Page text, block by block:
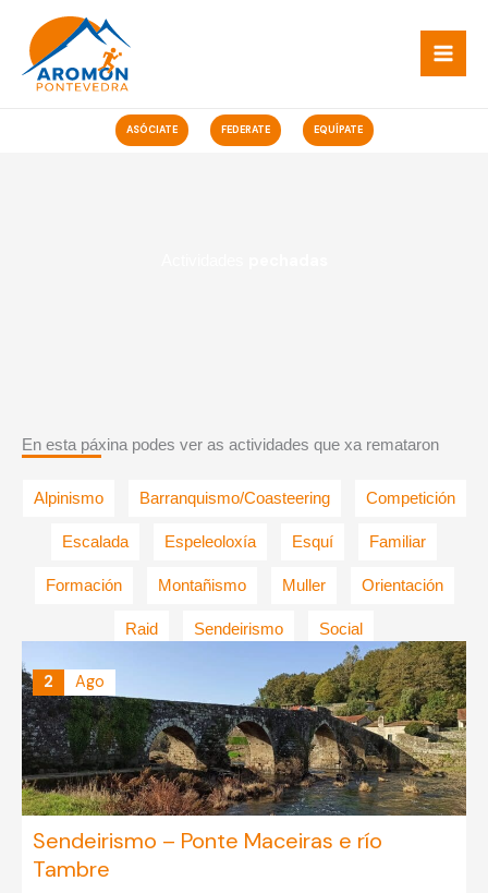
contido
ASÓCIATE FEDERATE EQUÍPATE
En esta páxina podes ver as actividades que xa remataron
Alpinismo Barranquismo/Coasteering Competición
Escalada Espeleoloxía Esquí Familiar
Formación Montañismo Muller Orientación
Raid Sendeirismo Social
2 Ago
Sendeirismo – Ponte Maceiras e río
Tambre